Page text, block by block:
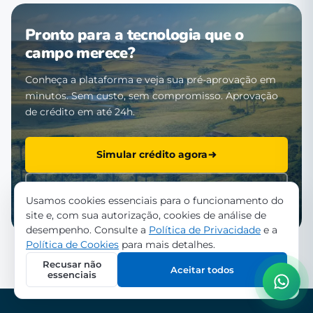
Pronto para a tecnologia que o
campo merece?
Conheça a plataforma e veja sua pré-aprovação em
minutos. Sem custo, sem compromisso. Aprovação
de crédito em até 24h.
Simular crédito agora
Usamos cookies essenciais para o funcionamento do
site e, com sua autorização, cookies de análise de
desempenho. Consulte a Política de Privacidade e a
Política de Cookies para mais detalhes.
Recusar não
essenciais
Aceitar todos